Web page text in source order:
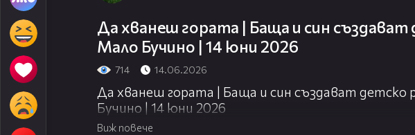
Да хванеш гората | Баща и син създават
Мало Бучино | 14 юни 2026
714 14.06.2026
Да хванеш гората | Баща и син създават детско
Бучино | 14 юни 2026
Виж повече